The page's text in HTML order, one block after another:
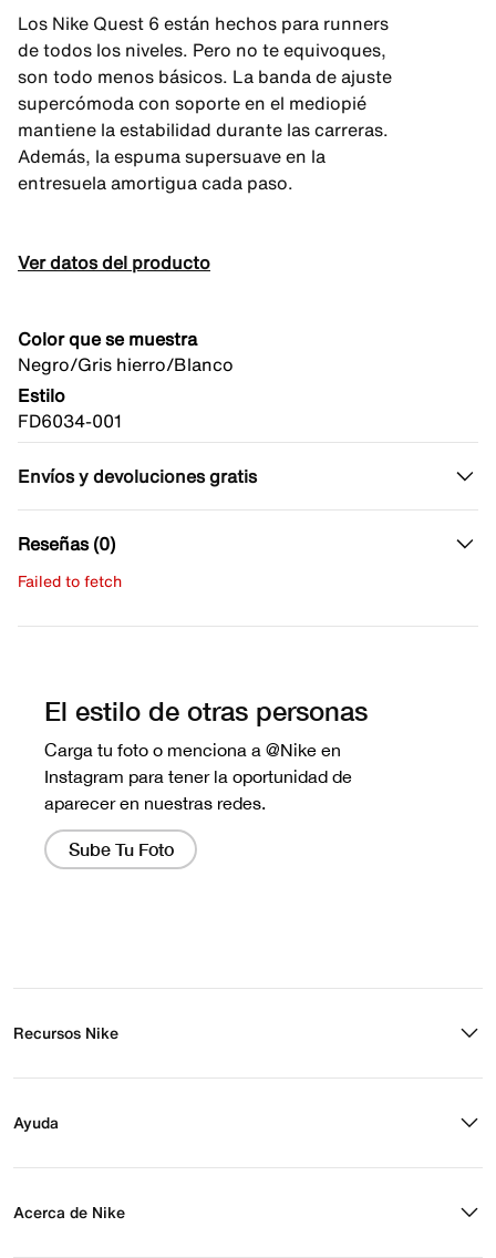
Los Nike Quest 6 están hechos para runners
de todos los niveles. Pero no te equivoques,
son todo menos básicos. La banda de ajuste
supercómoda con soporte en el mediopié
mantiene la estabilidad durante las carreras.
Además, la espuma supersuave en la
entresuela amortigua cada paso.
Ver datos del producto
Color que se muestra
Negro/Gris hierro/Blanco
Estilo
FD6034-001
Envíos y devoluciones gratis
Reseñas (0)
Failed to fetch
Recursos Nike
Regístrate para recibir correos
Ayuda
Preguntas frecuentes
Acerca de Nike